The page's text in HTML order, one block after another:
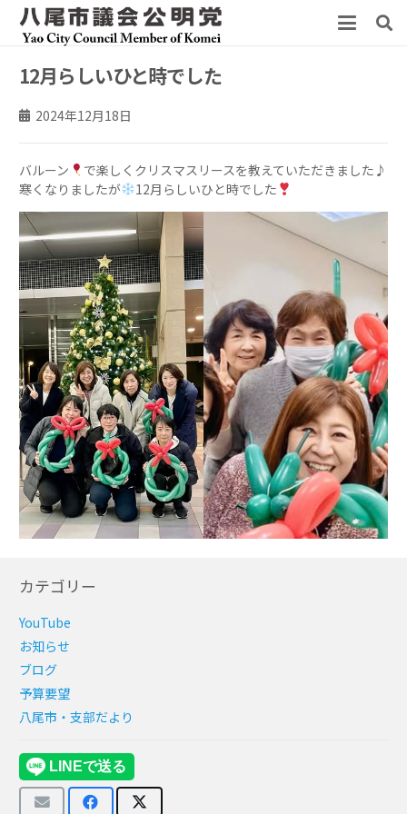
12月らしいひと時でした
2024年12月18日
バルーン
で楽しくクリスマスリースを教えていただきました♪
寒くなりましたが
12月らしいひと時でした
カテゴリー
YouTube
お知らせ
ブログ
予算要望
八尾市・支部だより